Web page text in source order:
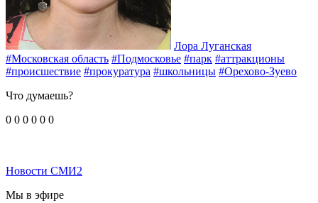
Лора Луганская
#Московская область #Подмосковье #парк #аттракционы
#происшествие #прокуратура #школьницы #Орехово-Зуево
Что думаешь?
0 0 0 0 0 0
Новости СМИ2
Мы в эфире